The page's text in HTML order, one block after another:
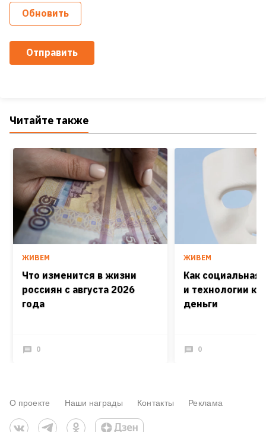
Обновить
Отправить
Читайте также
ЖИВЕМ
Что изменится в жизни
россиян с августа 2026
года
0
ЖИВЕМ
Как
и технологии
деньги
0
О проекте Наши награды Контакты Реклама